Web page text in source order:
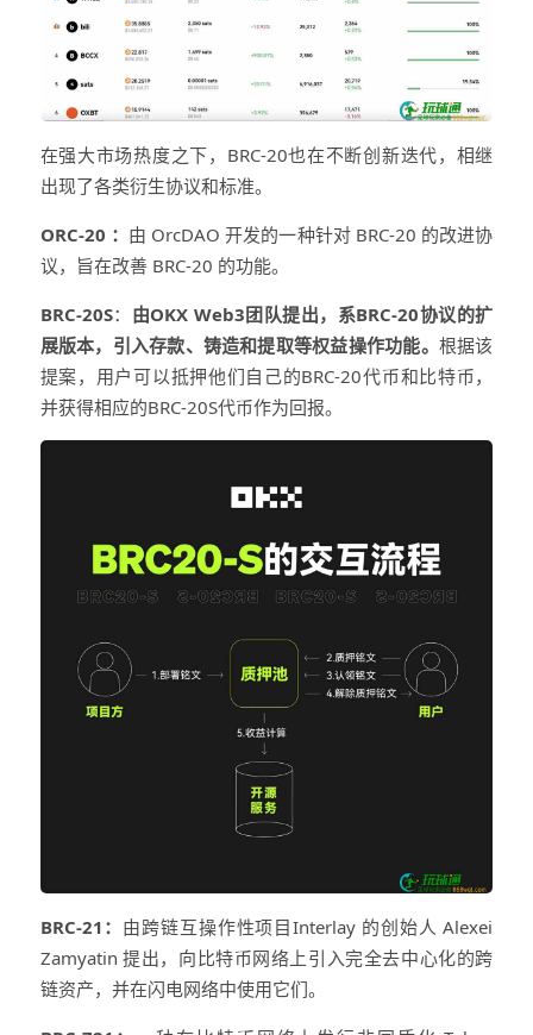
在强大市场热度之下，BRC-20也在不断创新迭代，相继
出现了各类衍生协议和标准。
ORC-20 ： 由 OrcDAO 开发的一种针对 BRC-20 的改进协
议，旨在改善 BRC-20 的功能。
BRC-20S： 由OKX Web3团队提出，系BRC-20协议的扩
展版本，引入存款、铸造和提取等权益操作功能。 根据该
提案，用户可以抵押他们自己的BRC-20代币和比特币，
并获得相应的BRC-20S代币作为回报。
BRC-21： 由跨链互操作性项目Interlay 的创始人 Alexei
Zamyatin 提出，向比特币网络上引入完全去中心化的跨
链资产，并在闪电网络中使用它们。